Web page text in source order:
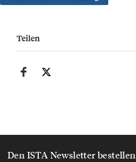
Teilen
Den ISTA Newsletter bestellen